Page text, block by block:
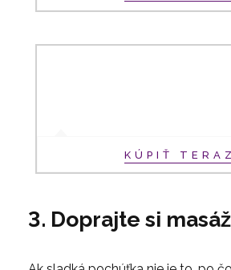
KÚPIŤ TERAZ
3. Doprajte si masáž